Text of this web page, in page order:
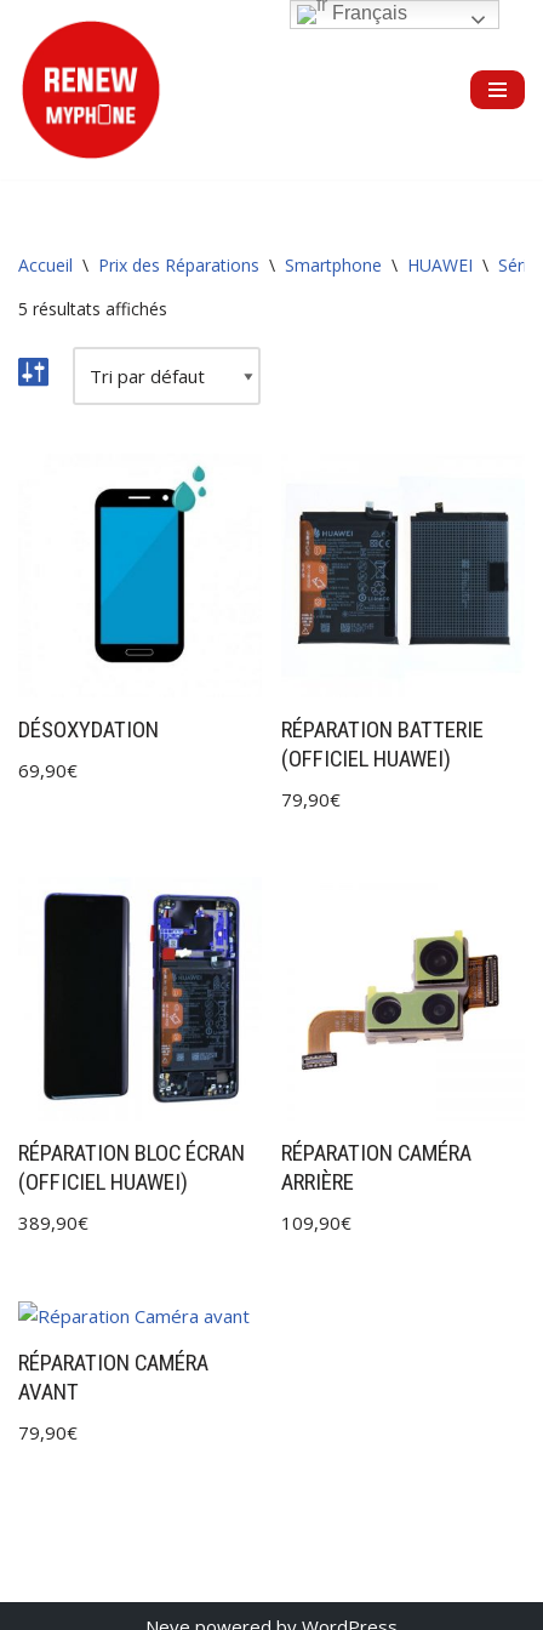
Aller
au
contenu
Accueil \ Prix des Réparations \ Smartphone \ HUAWEI \
5 résultats affichés
DÉSOXYDATION
69,90€
RÉPARATION BATTERIE
(OFFICIEL HUAWEI)
79,90€
RÉPARATION BLOC ÉCRAN
(OFFICIEL HUAWEI)
389,90€
RÉPARATION CAMÉRA
ARRIÈRE
109,90€
RÉPARATION CAMÉRA
AVANT
79,90€
Français